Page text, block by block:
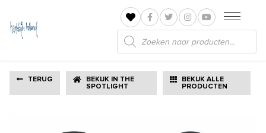
Producten
zoeken
TERUG
BEKIJK IN THE
SPOTLIGHT
BEKIJK ALLE
PRODUCTEN